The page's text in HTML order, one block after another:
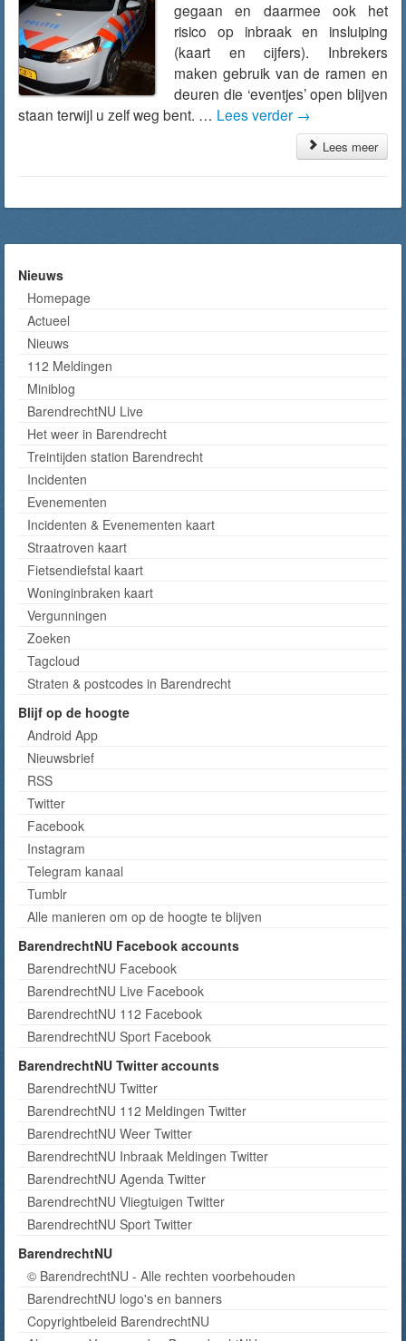
gegaan en daarmee ook het
risico op inbraak en insluiping
(kaart en cijfers). Inbrekers
maken gebruik van de ramen en
deuren die ‘eventjes’ open blijven
staan terwijl u zelf weg bent. … Lees verder →
Lees meer
Nieuws
Homepage
Actueel
Nieuws
112 Meldingen
Miniblog
BarendrechtNU Live
Het weer in Barendrecht
Treintijden station Barendrecht
Incidenten
Evenementen
Incidenten & Evenementen kaart
Straatroven kaart
Fietsendiefstal kaart
Woninginbraken kaart
Vergunningen
Zoeken
Tagcloud
Straten & postcodes in Barendrecht
Blijf op de hoogte
Android App
Nieuwsbrief
RSS
Twitter
Facebook
Instagram
Telegram kanaal
Tumblr
Alle manieren om op de hoogte te blijven
BarendrechtNU Facebook accounts
BarendrechtNU Facebook
BarendrechtNU Live Facebook
BarendrechtNU 112 Facebook
BarendrechtNU Sport Facebook
BarendrechtNU Twitter accounts
BarendrechtNU Twitter
BarendrechtNU 112 Meldingen Twitter
BarendrechtNU Weer Twitter
BarendrechtNU Inbraak Meldingen Twitter
BarendrechtNU Agenda Twitter
BarendrechtNU Vliegtuigen Twitter
BarendrechtNU Sport Twitter
BarendrechtNU
© BarendrechtNU - Alle rechten voorbehouden
BarendrechtNU logo's en banners
Copyrightbeleid BarendrechtNU